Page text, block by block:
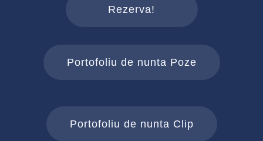
Rezerva!
Portofoliu de nunta Poze
Portofoliu de nunta Clip